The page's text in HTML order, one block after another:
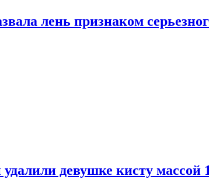
лень признаком
девушке кисту массой